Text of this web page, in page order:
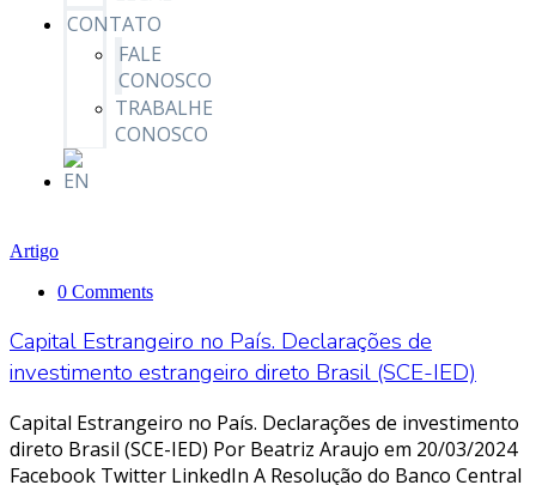
CONTATO
FALE
CONOSCO
TRABALHE
CONOSCO
Artigo
0 Comments
Capital Estrangeiro no País. Declarações de
investimento estrangeiro direto Brasil (SCE-IED)
Capital Estrangeiro no País. Declarações de investimento
direto Brasil (SCE-IED) Por Beatriz Araujo em 20/03/2024
Facebook Twitter LinkedIn A Resolução do Banco Central